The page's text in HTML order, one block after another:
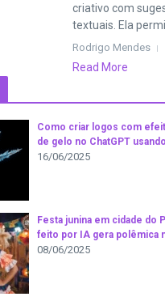
criativo com
textuais. Ela
Rodrigo Mendes
Read More
Como criar logos com
de gelo no ChatGPT
16/06/2025
Festa junina em cidade do
feito por IA gera polêmica
08/06/2025